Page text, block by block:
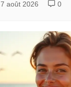
7 août 2026 0